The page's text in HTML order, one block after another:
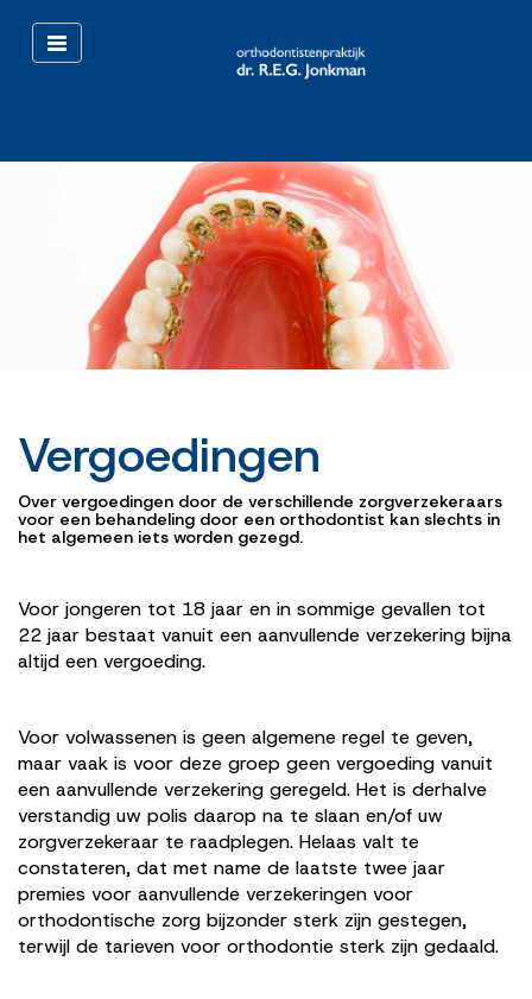
Toggle
navigation
Vergoedingen
Over vergoedingen door de verschillende zorgverzekeraars
voor een behandeling door een orthodontist kan slechts in
het algemeen iets worden gezegd.
Voor jongeren tot 18 jaar en in sommige gevallen tot
22 jaar bestaat vanuit een aanvullende verzekering bijna
altijd een vergoeding.
Voor volwassenen is geen algemene regel te geven,
maar vaak is voor deze groep geen vergoeding vanuit
een aanvullende verzekering geregeld. Het is derhalve
verstandig uw polis daarop na te slaan en/of uw
zorgverzekeraar te raadplegen. Helaas valt te
constateren, dat met name de laatste twee jaar
premies voor aanvullende verzekeringen voor
orthodontische zorg bijzonder sterk zijn gestegen,
terwijl de tarieven voor orthodontie sterk zijn gedaald.